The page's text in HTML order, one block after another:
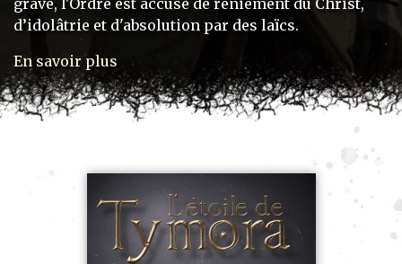
d’idolâtrie et d'absolution par des laïcs.
En savoir plus